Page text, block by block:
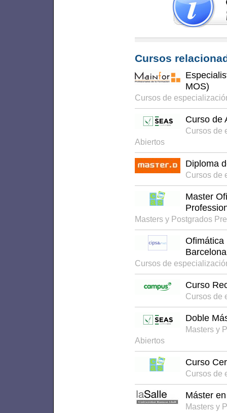
Cursos
MOS)
Cursos de
Curso de
Cursos de
Abiertos
Diploma
Cursos de
Master
Masters y Postgrados
Ofimática
Cursos de
Curso
Cursos de
Doble
Masters y
Abiertos
Curso
Cursos de
Máster
Masters y